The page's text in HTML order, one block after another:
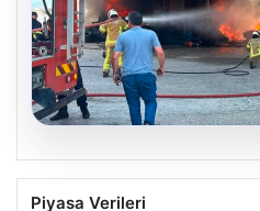
06.08.2026
Dumanlar ilçeyi
Piyasa Verileri